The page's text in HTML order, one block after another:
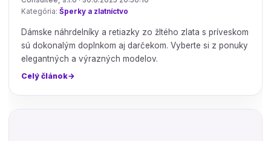
Kategória: Šperky a zlatníctvo
Dámske náhrdelníky a retiazky zo žltého zlata s príveskom
sú dokonalým doplnkom aj darčekom. Vyberte si z ponuky
elegantných a výrazných modelov.
Celý článok